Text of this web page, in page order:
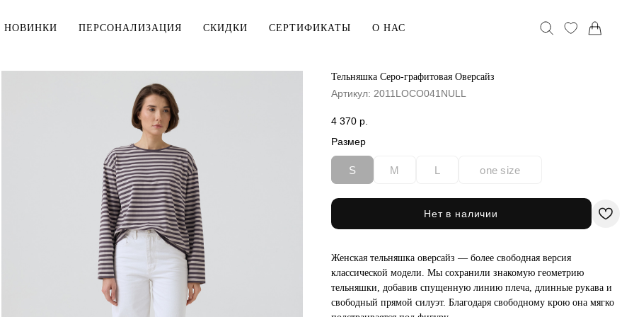
НОВИНКИ ПЕРСОНАЛИЗАЦИЯ СКИДКИ СЕРТИФИКАТЫ О НАС
Рубашки
Комплекты
Верхняя одежда
Толстовки, свитшоты
Брюки, шорты
Столовое бельё
АКСЕССУАРЫ
Сумки
В ПОДАРОК
Открытки
Упаковка
Тельняшка Серо-графитовая Оверсайз
Артикул: 2011LOCO041NULL
4 370 р.
Размер
S M L one size
Нет в наличии
Женская тельняшка оверсайз — более свободная версия
классической модели. Мы сохранили знакомую геометрию
тельняшки, добавив спущенную линию плеча, длинные рукава и
свободный прямой силуэт. Благодаря свободному крою она мягко